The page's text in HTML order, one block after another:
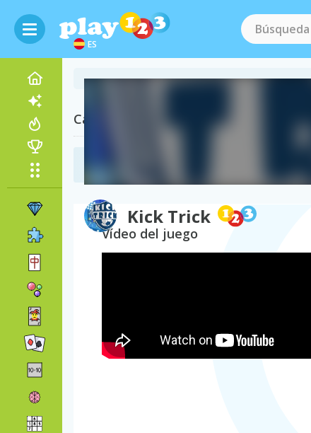
ES
Kick Trick
Categorías Relacionadas
Vídeo del juego